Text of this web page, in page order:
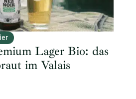
Lager Bio: das
im Valais